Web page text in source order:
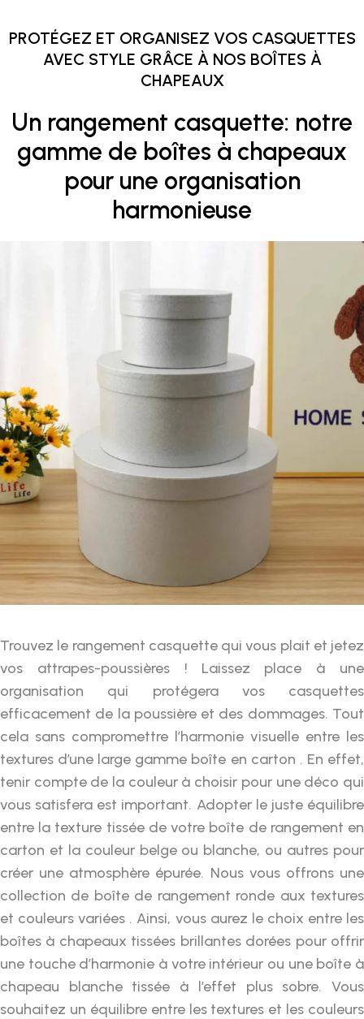
PROTÉGEZ ET ORGANISEZ VOS CASQUETTES
AVEC STYLE GRÂCE À NOS BOÎTES À
CHAPEAUX
Un rangement casquette: notre
gamme de boîtes à chapeaux
pour une organisation
harmonieuse
Trouvez le rangement casquette qui vous plait et jetez
vos attrapes-poussières ! Laissez place à une
organisation qui protégera vos casquettes
efficacement de la poussière et des dommages. Tout
cela sans compromettre l’harmonie visuelle entre les
textures d’une large gamme boîte en carton . En effet,
tenir compte de la couleur à choisir pour une déco qui
vous satisfera est important. Adopter le juste équilibre
entre la texture tissée de votre boîte de rangement en
carton et la couleur belge ou blanche, ou autres pour
créer une atmosphère épurée. Nous vous offrons une
collection de boîte de rangement ronde aux textures
et couleurs variées . Ainsi, vous aurez le choix entre les
boîtes à chapeaux tissées brillantes dorées pour offrir
une touche d’harmonie à votre intérieur ou une boîte à
chapeau blanche tissée à l’effet plus sobre. Vous
souhaitez un équilibre entre les textures et les couleurs